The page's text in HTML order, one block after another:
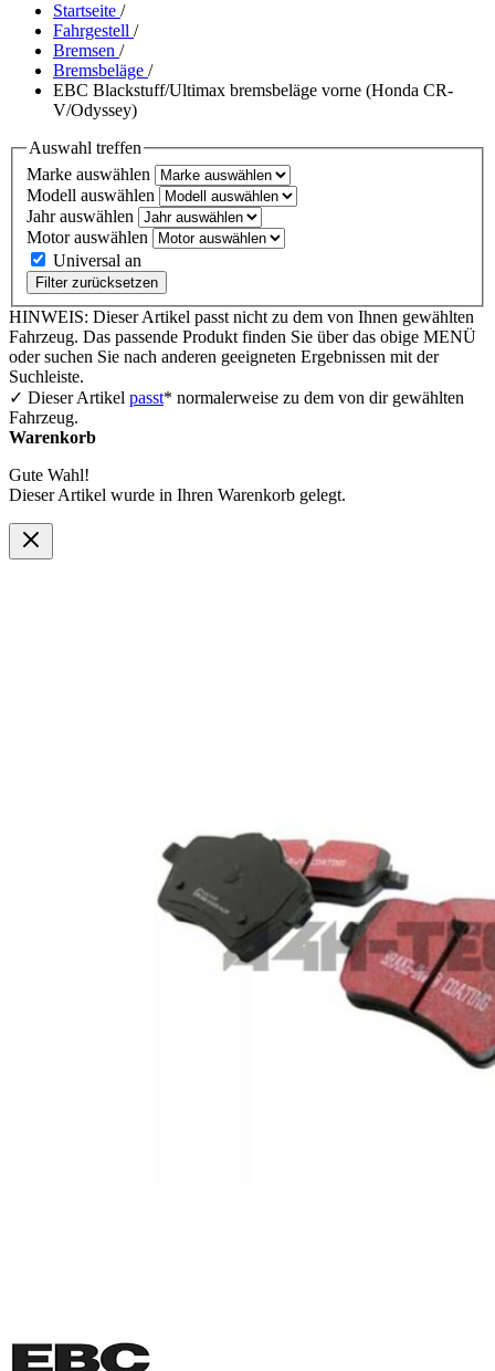
Startseite /
Fahrgestell /
Bremsen /
Bremsbeläge /
EBC Blackstuff/Ultimax bremsbeläge vorne (Honda CR-
V/Odyssey)
Auswahl treffen
Marke auswählen
Modell auswählen
Jahr auswählen
Motor auswählen
Universal an
Filter zurücksetzen
HINWEIS: Dieser Artikel passt nicht zu dem von Ihnen gewählten
Fahrzeug. Das passende Produkt finden Sie über das obige MENÜ
oder suchen Sie nach anderen geeigneten Ergebnissen mit der
Suchleiste.
✓ Dieser Artikel passt* normalerweise zu dem von dir gewählten
Fahrzeug.
Warenkorb
Gute Wahl!
Dieser Artikel wurde in Ihren Warenkorb gelegt.